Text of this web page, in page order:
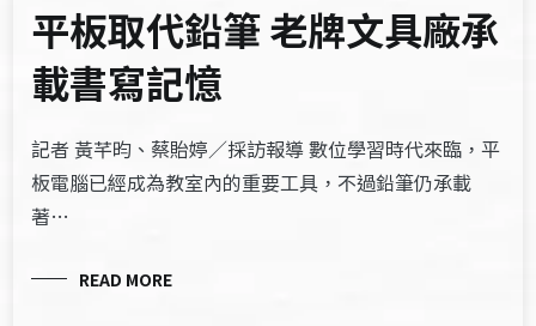
平板取代鉛筆 老牌文具廠承
載書寫記憶
記者 黃芊昀、蔡貽婷／採訪報導 數位學習時代來臨，平
板電腦已經成為教室內的重要工具，不過鉛筆仍承載
著…
READ MORE